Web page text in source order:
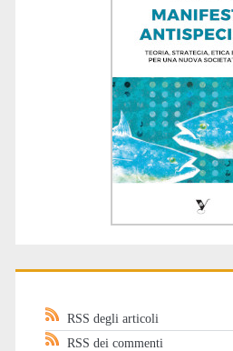
RSS degli articoli
RSS dei commenti